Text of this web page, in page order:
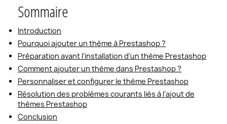
Sommaire
Introduction
Pourquoi ajouter un thème à Prestashop ?
Préparation avant l’installation d’un thème Prestashop
Comment ajouter un thème dans Prestashop ?
Personnaliser et configurer le thème Prestashop
Résolution des problèmes courants liés à l’ajout de
thèmes Prestashop
Conclusion